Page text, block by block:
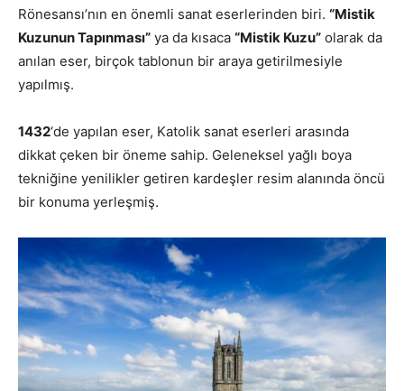
Rönesansı’nın en önemli sanat eserlerinden biri. “Mistik
Kuzunun Tapınması” ya da kısaca “Mistik Kuzu” olarak da
anılan eser, birçok tablonun bir araya getirilmesiyle
yapılmış.
1432‘de yapılan eser, Katolik sanat eserleri arasında
dikkat çeken bir öneme sahip. Geleneksel yağlı boya
tekniğine yenilikler getiren kardeşler resim alanında öncü
bir konuma yerleşmiş.